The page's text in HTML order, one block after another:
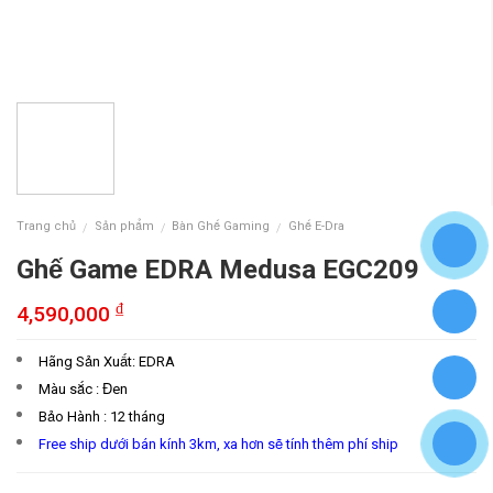
Trang chủ / Sản phẩm / Bàn Ghế Gaming / Ghế E-Dra
Ghế Game EDRA Medusa EGC209
4,590,000 ₫
Hãng Sản Xuất: EDRA
Màu sắc : Đen
Bảo Hành : 12 tháng
Free ship dưới bán kính 3km, xa hơn sẽ tính thêm phí ship